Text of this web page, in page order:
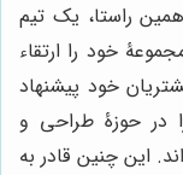
راستا، یک تیم
خود را ارتقاء
خود پیشنهاد
در حوزۀ طراحی و
این چنین قادر به